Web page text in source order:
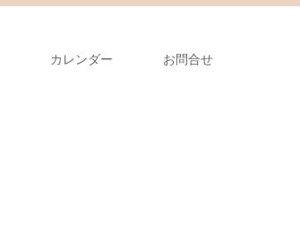
カレンダー お問合せ